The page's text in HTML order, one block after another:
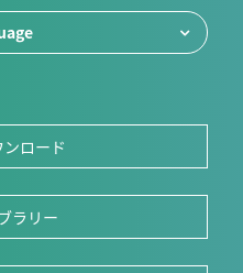
ロード
ラリー